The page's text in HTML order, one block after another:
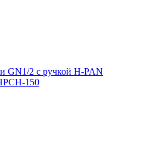
GN1/2 с ручкой H-PAN
150